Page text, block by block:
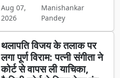
Aug 07,
2026
Manishankar
Pandey
थलापति विजय के तलाक पर
लगा पूर्ण विराम: पत्नी संगीता ने
कोर्ट से वापस ली याचिका,